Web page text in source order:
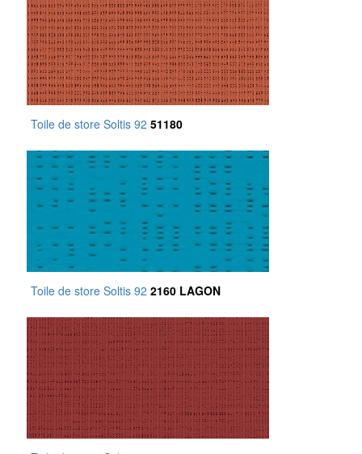
Toile de store Soltis 92 51180
Toile de store Soltis 92 2160 LAGON